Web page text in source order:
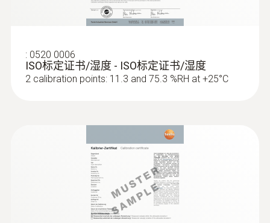
: 0520 0006
ISO标定证书/湿度 - ISO标定证书/湿度
2 calibration points: 11.3 and 75.3 %RH at +25°C